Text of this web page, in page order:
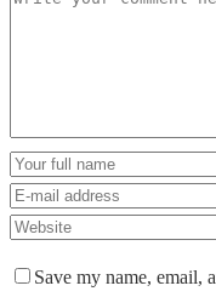
Save my name, email,